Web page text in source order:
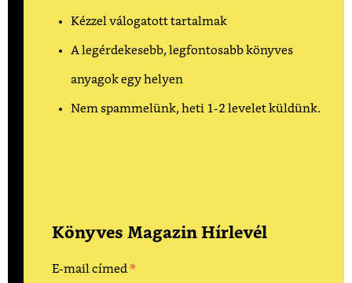
Kézzel válogatott tartalmak
A legérdekesebb, legfontosabb könyves
anyagok egy helyen
Nem spammelünk, heti 1-2 levelet küldünk.
Könyves Magazin Hírlevél
E-mail címed*